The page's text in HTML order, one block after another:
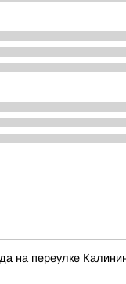
на переулке